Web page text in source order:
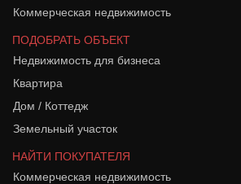
Коммерческая недвижимость
ПОДОБРАТЬ ОБЪЕКТ
Недвижимость для бизнеса
Квартира
Дом / Коттедж
Земельный участок
НАЙТИ ПОКУПАТЕЛЯ
Коммерческая недвижимость